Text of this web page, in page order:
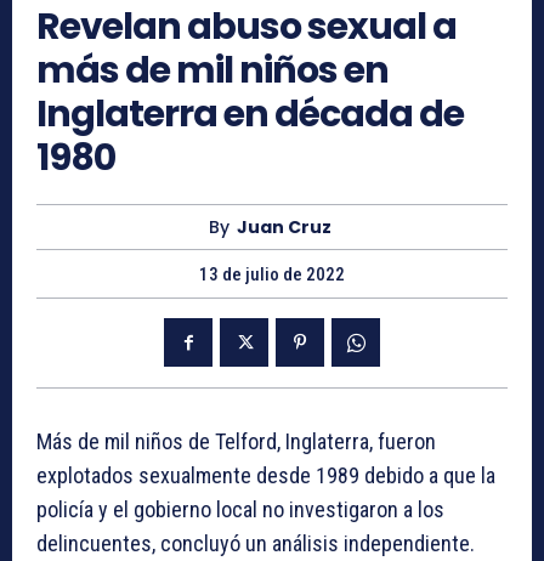
Revelan abuso sexual a
más de mil niños en
Inglaterra en década de
1980
By Juan Cruz
13 de julio de 2022
Más de mil niños de Telford, Inglaterra, fueron
explotados sexualmente desde 1989 debido a que la
policía y el gobierno local no investigaron a los
delincuentes, concluyó un análisis independiente.